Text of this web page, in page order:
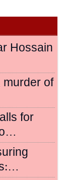
Hossain
murder of
for